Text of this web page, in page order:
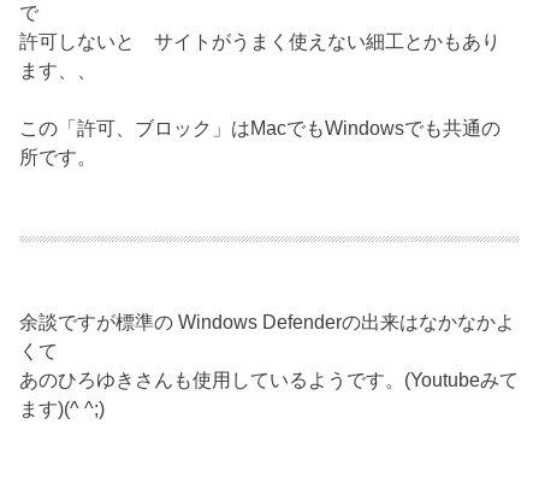
で
許可しないと サイトがうまく使えない細工とかもあり
ます、、
この「許可、ブロック」はMacでもWindowsでも共通の
所です。
余談ですが標準の Windows Defenderの出来はなかなかよ
くて
あのひろゆきさんも使用しているようです。(Youtubeみて
ます)(^ ^;)